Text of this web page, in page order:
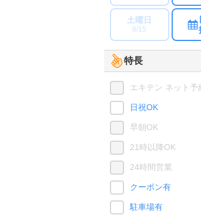
土曜日
8/15
特長
エキテン ネット予
日祝OK
早朝OK
21時以降OK
24時間営業
クーポン有
駐車場有